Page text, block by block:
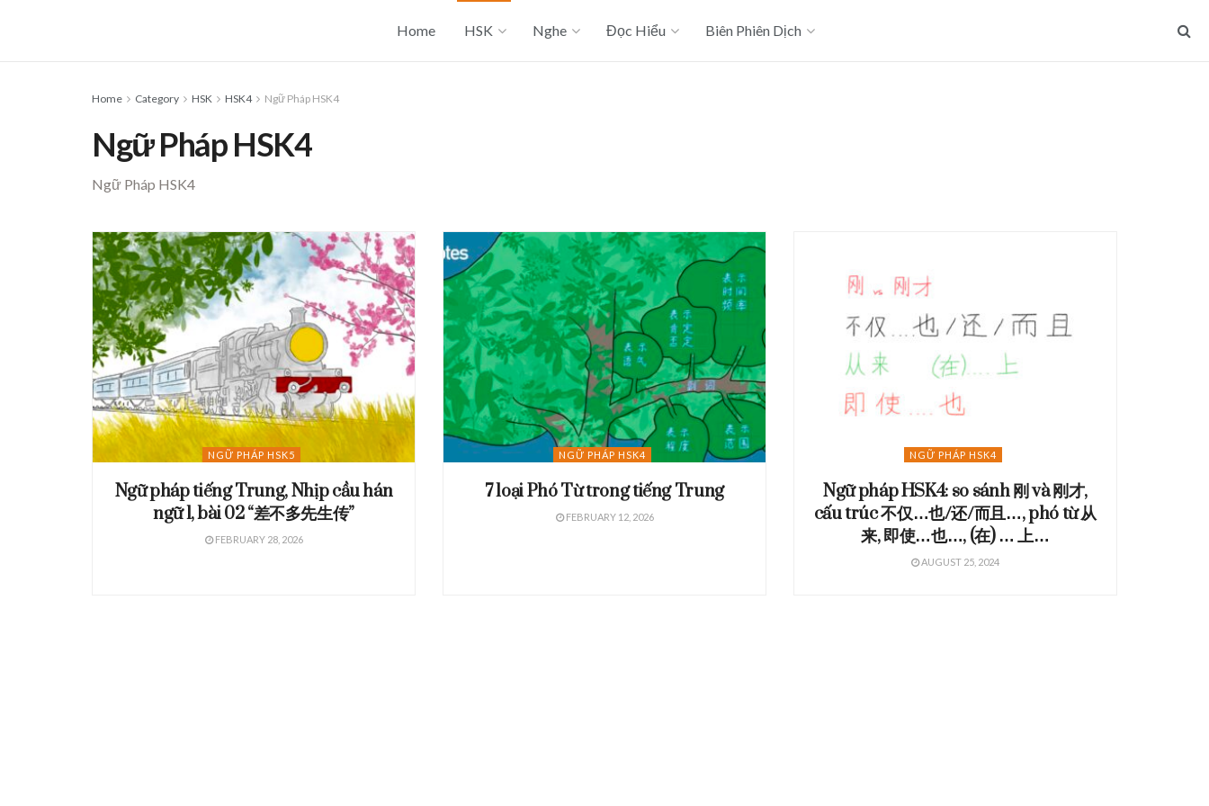
Home HSK Nghe Đọc Hiểu Biên Phiên Dịch
Home Category HSK HSK4 Ngữ Pháp HSK4
Ngữ Pháp HSK4
Ngữ Pháp HSK4
NGỮ PHÁP HSK5
Ngữ pháp tiếng Trung, Nhịp cầu hán
ngữ 1, bài 02 “差不多先生传”
FEBRUARY 28, 2026
NGỮ PHÁP HSK4
7 loại Phó Từ trong tiếng Trung
FEBRUARY 12, 2026
NGỮ PHÁP HSK4
Ngữ pháp HSK4: so sánh 刚 và 刚才,
cấu trúc 不仅…也/还/而且…, phó từ 从
来,即使…也…, (在) … 上…
AUGUST 25, 2024